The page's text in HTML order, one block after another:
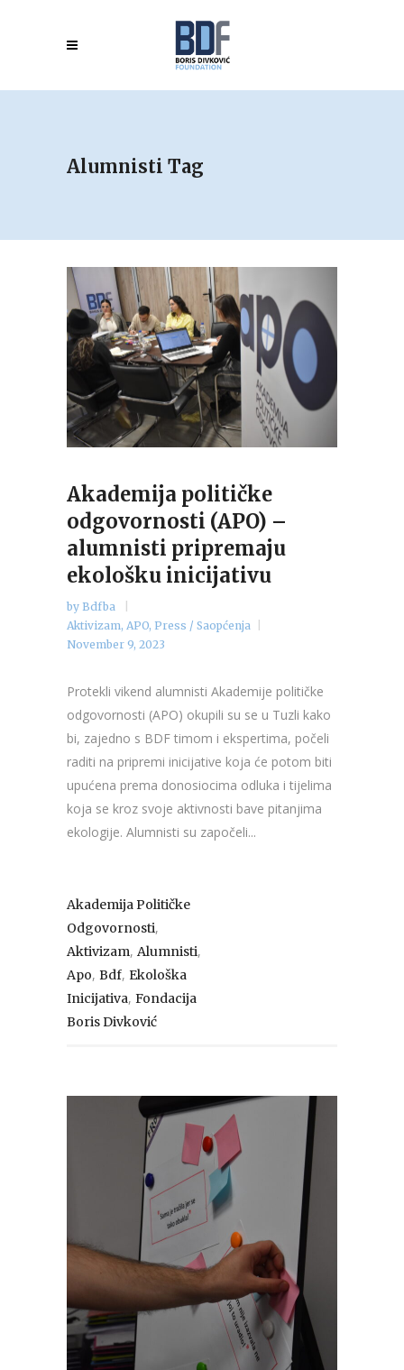
Alumnisti Tag
Akademija političke
odgovornosti (APO) –
alumnisti pripremaju
ekološku inicijativu
by Bdfba
Aktivizam, APO, Press / Saopćenja
November 9, 2023
Protekli vikend alumnisti Akademije političke
odgovornosti (APO) okupili su se u Tuzli kako
bi, zajedno s BDF timom i ekspertima, počeli
raditi na pripremi inicijative koja će potom biti
upućena prema donosiocima odluka i tijelima
koja se kroz svoje aktivnosti bave pitanjima
ekologije. Alumnisti su započeli...
Akademija Političke
Odgovornosti,
Aktivizam, Alumnisti,
Apo, Bdf, Ekološka
Inicijativa, Fondacija
Boris Divković